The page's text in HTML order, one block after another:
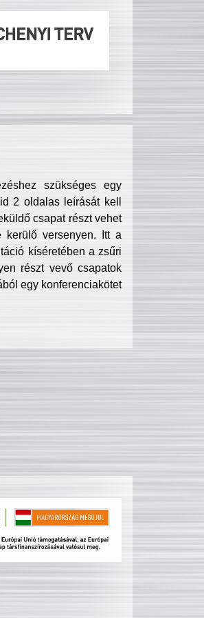
szükséges egy
2 oldalas leírását kell
csapat részt vehet
kerülő versenyen. Itt a
kíséretében a zsűri
részt vevő csapatok
egy konferenciakötet